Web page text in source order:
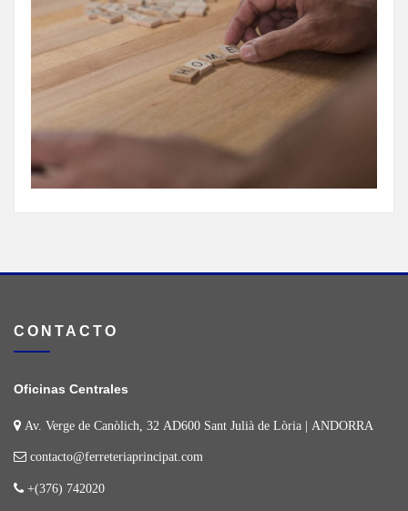
CONTACTO
Oficinas Centrales
Av. Verge de Canòlich, 32 AD600 Sant Julià de Lòria | ANDORRA
contacto@ferreteriaprincipat.com
+(376) 742020